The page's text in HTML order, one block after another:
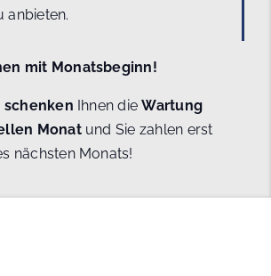
anbieten.
mit Monatsbeginn!
schenken Ihnen dieWartung
Monat und Sie zahlen erst
nächsten Monats!